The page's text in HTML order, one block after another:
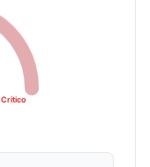
Critico